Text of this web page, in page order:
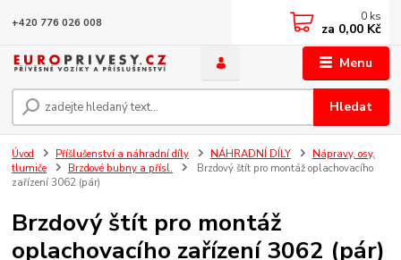
Menu
Hledat
+420 776 026 008 0 ks
za 0,00 Kč
Úvod Příšlušenství a náhradní díly NÁHRADNÍ DÍLY
Nápravy, osy,
tlumiče
Brzdové bubny a přísl.
Brzdový štít pro montáž oplachovacího
zařízení 3062 (pár)
Brzdový štít pro montáž
oplachovacího zařízení 3062 (pár)